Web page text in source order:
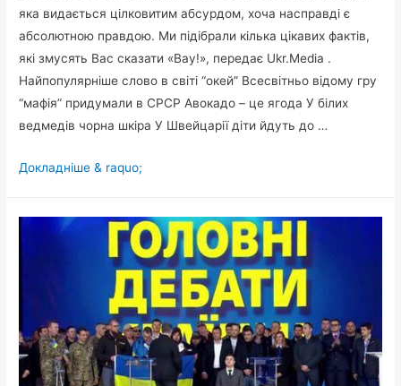
яка видається цілковитим абсурдом, хоча насправді є
абсолютною правдою. Ми підібрали кілька цікавих фактів,
які змусять Вас сказати «Вау!», передає Ukr.Media .
Найпопулярніше слово в світі “окей” Всесвітньо відому гру
“мафія” придумали в СРСР Авокадо – це ягода У білих
ведмедів чорна шкіра У Швейцарії діти йдуть до …
Шокуючі
планету
Докладніше & raquo;